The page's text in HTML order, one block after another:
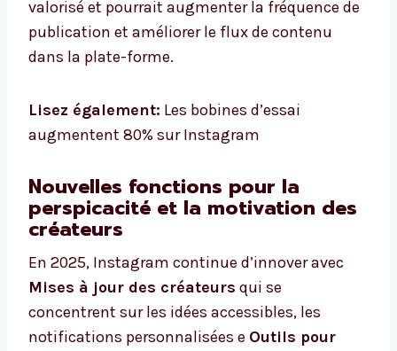
valorisé et pourrait augmenter la fréquence de
publication et améliorer le flux de contenu
dans la plate-forme.
Lisez également: Les bobines d’essai
augmentent 80% sur Instagram
Nouvelles fonctions pour la
perspicacité et la motivation des
créateurs
En 2025, Instagram continue d’innover avec
Mises à jour des créateurs qui se
concentrent sur les idées accessibles, les
notifications personnalisées e Outils pour